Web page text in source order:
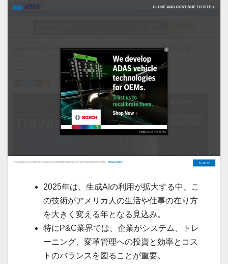
2025年は、生成AIの利用が拡大する中、こ
の技術がアメリカ人の生活や仕事の在り方
を大きく変える年となる見込み。
特にP&C業界では、企業がシステム、トレ
ーニング、変革管理への投資と効率とコス
トのバランスを図ることが重要。